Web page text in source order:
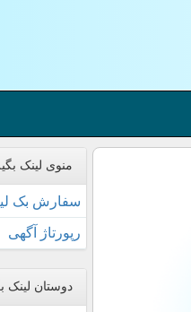
منوی لینک
سفارش بک
رپورتاژ آگهی
دوستان لینک